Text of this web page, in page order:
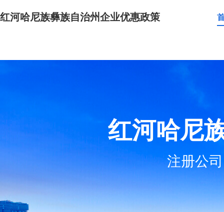
红河哈尼族彝族自治州企业优惠政策
红河哈尼
注册公